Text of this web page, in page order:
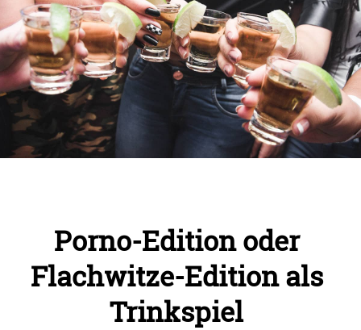
Porno-Edition oder
Flachwitze-Edition als
Trinkspiel